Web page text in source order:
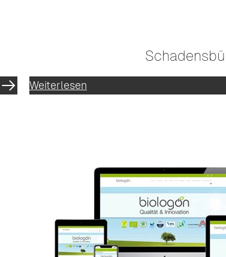
Weiterlesen